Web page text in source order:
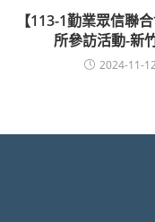
【113-1勤業眾信聯
所參訪活動-新
2024-11-12